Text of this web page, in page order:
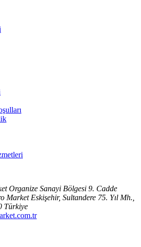
Organize Sanayi Bölgesi 9. Cadde
Market Eskişehir, Sultandere 75. Yıl Mh.,
Türkiye